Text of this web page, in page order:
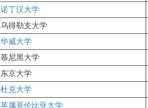
诺丁汉大学
乌得勒支大学
华威大学
慕尼黑大学
东京大学
杜克大学
英属哥伦比亚大学